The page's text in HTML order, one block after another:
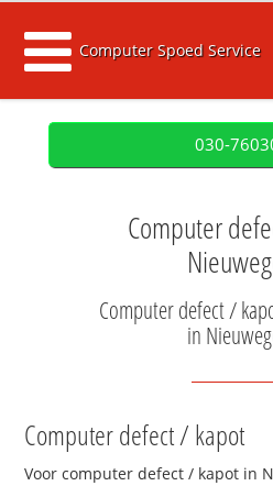
Computer Spoed Service
030-
Computer
Computer defect /
in
Computer defect / kapot
Voor computer defect / kapot in